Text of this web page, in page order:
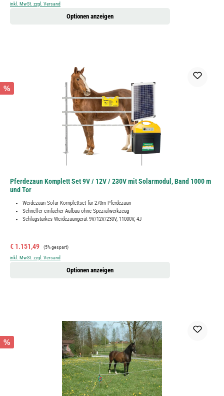
inkl. MwSt. zzgl. Versand
Optionen anzeigen
%
Pferdezaun Komplett Set 9V / 12V / 230V mit Solarmodul, Band 1000 m
und Tor
Weidezaun-Solar-Komplettset für 270m Pferdezaun
Schneller einfacher Aufbau ohne Spezialwerkzeug
Schlagstarkes Weidezaungerät 9V/12V/230V, 11000V, 4J
Verkaufspreis:
€ 1.151,49 Regulärer Preis:
(5% gespart)
inkl. MwSt. zzgl. Versand
Optionen anzeigen
%